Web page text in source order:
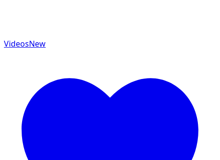
VideosNew